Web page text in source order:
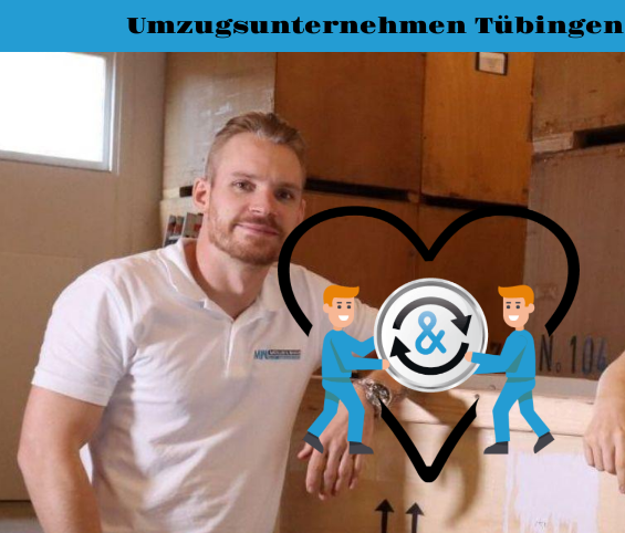
Umzugsunternehmen Tübingen